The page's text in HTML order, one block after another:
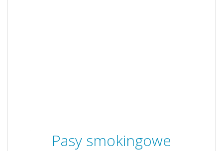
Pasy smokingowe